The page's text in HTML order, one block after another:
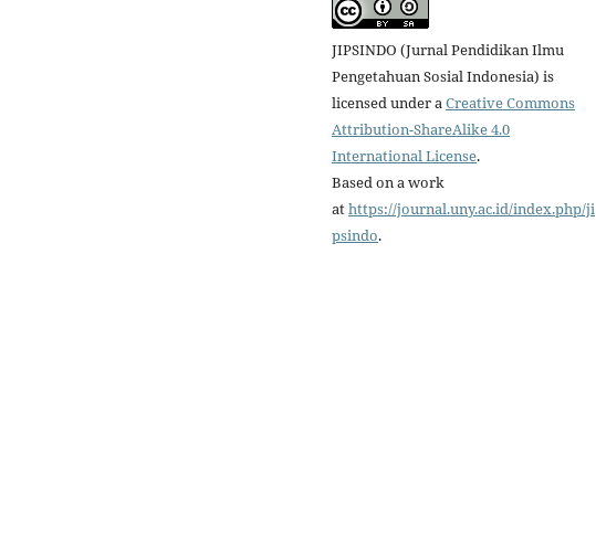
JIPSINDO (Jurnal Pendidikan Ilmu
Pengetahuan Sosial Indonesia) is
licensed under aCreative Commons
Attribution-ShareAlike 4.0
International License.
Based on a work
athttps://journal.uny.ac.id/index.php/ji
psindo.